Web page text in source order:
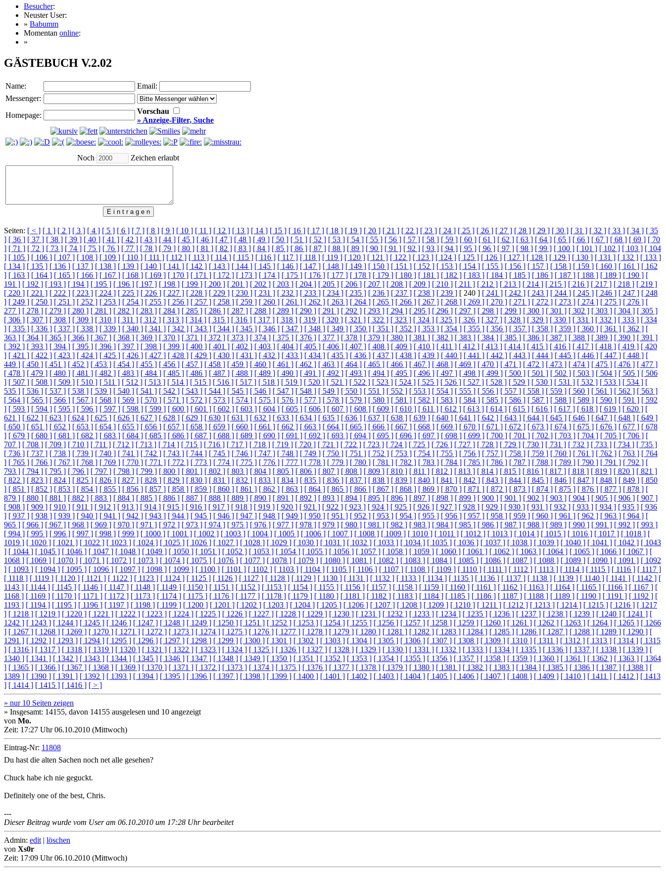
Besucher:
Neuster User:
» Babumm
Momentan online:
»
GÄSTEBUCH V.2.02
Name:
Email:
Messenger:
Homepage:
Vorschau
» Anzeige-Filter, Suche
Noch Zeichen erlaubt
Seiten: [ < ] [ 1 ] [ 2 ] [ 3 ] [ 4 ] [ 5 ] [ 6 ] [ 7 ] [ 8 ] [ 9 ] [ 10 ] [ 11 ] [ 12 ] [ 13 ] [ 14 ] [ 15 ] [ 16 ] [ 17 ] [ 18 ] [ 19 ] [ 20 ] [ 21 ] [ 22 ] [ 23 ] [ 24 ] [ 25 ] [ 26 ] [ 27 ] [ 28 ] [ 29 ] [ 30 ] [ 31 ] [ 32 ] [ 33 ] [ 34 ] [ 35
] [ 36 ] [ 37 ] [ 38 ] [ 39 ] [ 40 ] [ 41 ] [ 42 ] [ 43 ] [ 44 ] [ 45 ] [ 46 ] [ 47 ] [ 48 ] [ 49 ] [ 50 ] [ 51 ] [ 52 ] [ 53 ] [ 54 ] [ 55 ] [ 56 ] [ 57 ] [ 58 ] [ 59 ] [ 60 ] [ 61 ] [ 62 ] [ 63 ] [ 64 ] [ 65 ] [ 66 ] [ 67 ] [ 68 ] [ 69 ] [ 70
] [ 71 ] [ 72 ] [ 73 ] [ 74 ] [ 75 ] [ 76 ] [ 77 ] [ 78 ] [ 79 ] [ 80 ] [ 81 ] [ 82 ] [ 83 ] [ 84 ] [ 85 ] [ 86 ] [ 87 ] [ 88 ] [ 89 ] [ 90 ] [ 91 ] [ 92 ] [ 93 ] [ 94 ] [ 95 ] [ 96 ] [ 97 ] [ 98 ] [ 99 ] [ 100 ] [ 101 ] [ 102 ] [ 103 ] [ 104
] [ 105 ] [ 106 ] [ 107 ] [ 108 ] [ 109 ] [ 110 ] [ 111 ] [ 112 ] [ 113 ] [ 114 ] [ 115 ] [ 116 ] [ 117 ] [ 118 ] [ 119 ] [ 120 ] [ 121 ] [ 122 ] [ 123 ] [ 124 ] [ 125 ] [ 126 ] [ 127 ] [ 128 ] [ 129 ] [ 130 ] [ 131 ] [ 132 ] [ 133 ]
[ 134 ] [ 135 ] [ 136 ] [ 137 ] [ 138 ] [ 139 ] [ 140 ] [ 141 ] [ 142 ] [ 143 ] [ 144 ] [ 145 ] [ 146 ] [ 147 ] [ 148 ] [ 149 ] [ 150 ] [ 151 ] [ 152 ] [ 153 ] [ 154 ] [ 155 ] [ 156 ] [ 157 ] [ 158 ] [ 159 ] [ 160 ] [ 161 ] [ 162
] [ 163 ] [ 164 ] [ 165 ] [ 166 ] [ 167 ] [ 168 ] [ 169 ] [ 170 ] [ 171 ] [ 172 ] [ 173 ] [ 174 ] [ 175 ] [ 176 ] [ 177 ] [ 178 ] [ 179 ] [ 180 ] [ 181 ] [ 182 ] [ 183 ] [ 184 ] [ 185 ] [ 186 ] [ 187 ] [ 188 ] [ 189 ] [ 190 ] [
191 ] [ 192 ] [ 193 ] [ 194 ] [ 195 ] [ 196 ] [ 197 ] [ 198 ] [ 199 ] [ 200 ] [ 201 ] [ 202 ] [ 203 ] [ 204 ] [ 205 ] [ 206 ] [ 207 ] [ 208 ] [ 209 ] [ 210 ] [ 211 ] [ 212 ] [ 213 ] [ 214 ] [ 215 ] [ 216 ] [ 217 ] [ 218 ] [ 219 ]
[ 220 ] [ 221 ] [ 222 ] [ 223 ] [ 224 ] [ 225 ] [ 226 ] [ 227 ] [ 228 ] [ 229 ] [ 230 ] [ 231 ] [ 232 ] [ 233 ] [ 234 ] [ 235 ] [ 236 ] [ 237 ] [ 238 ] [ 239 ] [ 240 ] [ 241 ] [ 242 ] [ 243 ] [ 244 ] [ 245 ] [ 246 ] [ 247 ] [ 248
] [ 249 ] [ 250 ] [ 251 ] [ 252 ] [ 253 ] [ 254 ] [ 255 ] [ 256 ] [ 257 ] [ 258 ] [ 259 ] [ 260 ] [ 261 ] [ 262 ] [ 263 ] [ 264 ] [ 265 ] [ 266 ] [ 267 ] [ 268 ] [ 269 ] [ 270 ] [ 271 ] [ 272 ] [ 273 ] [ 274 ] [ 275 ] [ 276 ] [
277 ] [ 278 ] [ 279 ] [ 280 ] [ 281 ] [ 282 ] [ 283 ] [ 284 ] [ 285 ] [ 286 ] [ 287 ] [ 288 ] [ 289 ] [ 290 ] [ 291 ] [ 292 ] [ 293 ] [ 294 ] [ 295 ] [ 296 ] [ 297 ] [ 298 ] [ 299 ] [ 300 ] [ 301 ] [ 302 ] [ 303 ] [ 304 ] [ 305 ]
[ 306 ] [ 307 ] [ 308 ] [ 309 ] [ 310 ] [ 311 ] [ 312 ] [ 313 ] [ 314 ] [ 315 ] [ 316 ] [ 317 ] [ 318 ] [ 319 ] [ 320 ] [ 321 ] [ 322 ] [ 323 ] [ 324 ] [ 325 ] [ 326 ] [ 327 ] [ 328 ] [ 329 ] [ 330 ] [ 331 ] [ 332 ] [ 333 ] [ 334
] [ 335 ] [ 336 ] [ 337 ] [ 338 ] [ 339 ] [ 340 ] [ 341 ] [ 342 ] [ 343 ] [ 344 ] [ 345 ] [ 346 ] [ 347 ] [ 348 ] [ 349 ] [ 350 ] [ 351 ] [ 352 ] [ 353 ] [ 354 ] [ 355 ] [ 356 ] [ 357 ] [ 358 ] [ 359 ] [ 360 ] [ 361 ] [ 362 ] [
363 ] [ 364 ] [ 365 ] [ 366 ] [ 367 ] [ 368 ] [ 369 ] [ 370 ] [ 371 ] [ 372 ] [ 373 ] [ 374 ] [ 375 ] [ 376 ] [ 377 ] [ 378 ] [ 379 ] [ 380 ] [ 381 ] [ 382 ] [ 383 ] [ 384 ] [ 385 ] [ 386 ] [ 387 ] [ 388 ] [ 389 ] [ 390 ] [ 391 ]
[ 392 ] [ 393 ] [ 394 ] [ 395 ] [ 396 ] [ 397 ] [ 398 ] [ 399 ] [ 400 ] [ 401 ] [ 402 ] [ 403 ] [ 404 ] [ 405 ] [ 406 ] [ 407 ] [ 408 ] [ 409 ] [ 410 ] [ 411 ] [ 412 ] [ 413 ] [ 414 ] [ 415 ] [ 416 ] [ 417 ] [ 418 ] [ 419 ] [ 420
] [ 421 ] [ 422 ] [ 423 ] [ 424 ] [ 425 ] [ 426 ] [ 427 ] [ 428 ] [ 429 ] [ 430 ] [ 431 ] [ 432 ] [ 433 ] [ 434 ] [ 435 ] [ 436 ] [ 437 ] [ 438 ] [ 439 ] [ 440 ] [ 441 ] [ 442 ] [ 443 ] [ 444 ] [ 445 ] [ 446 ] [ 447 ] [ 448 ] [
449 ] [ 450 ] [ 451 ] [ 452 ] [ 453 ] [ 454 ] [ 455 ] [ 456 ] [ 457 ] [ 458 ] [ 459 ] [ 460 ] [ 461 ] [ 462 ] [ 463 ] [ 464 ] [ 465 ] [ 466 ] [ 467 ] [ 468 ] [ 469 ] [ 470 ] [ 471 ] [ 472 ] [ 473 ] [ 474 ] [ 475 ] [ 476 ] [ 477 ]
[ 478 ] [ 479 ] [ 480 ] [ 481 ] [ 482 ] [ 483 ] [ 484 ] [ 485 ] [ 486 ] [ 487 ] [ 488 ] [ 489 ] [ 490 ] [ 491 ] [ 492 ] [ 493 ] [ 494 ] [ 495 ] [ 496 ] [ 497 ] [ 498 ] [ 499 ] [ 500 ] [ 501 ] [ 502 ] [ 503 ] [ 504 ] [ 505 ] [ 506
] [ 507 ] [ 508 ] [ 509 ] [ 510 ] [ 511 ] [ 512 ] [ 513 ] [ 514 ] [ 515 ] [ 516 ] [ 517 ] [ 518 ] [ 519 ] [ 520 ] [ 521 ] [ 522 ] [ 523 ] [ 524 ] [ 525 ] [ 526 ] [ 527 ] [ 528 ] [ 529 ] [ 530 ] [ 531 ] [ 532 ] [ 533 ] [ 534 ] [
535 ] [ 536 ] [ 537 ] [ 538 ] [ 539 ] [ 540 ] [ 541 ] [ 542 ] [ 543 ] [ 544 ] [ 545 ] [ 546 ] [ 547 ] [ 548 ] [ 549 ] [ 550 ] [ 551 ] [ 552 ] [ 553 ] [ 554 ] [ 555 ] [ 556 ] [ 557 ] [ 558 ] [ 559 ] [ 560 ] [ 561 ] [ 562 ] [ 563 ]
[ 564 ] [ 565 ] [ 566 ] [ 567 ] [ 568 ] [ 569 ] [ 570 ] [ 571 ] [ 572 ] [ 573 ] [ 574 ] [ 575 ] [ 576 ] [ 577 ] [ 578 ] [ 579 ] [ 580 ] [ 581 ] [ 582 ] [ 583 ] [ 584 ] [ 585 ] [ 586 ] [ 587 ] [ 588 ] [ 589 ] [ 590 ] [ 591 ] [ 592
] [ 593 ] [ 594 ] [ 595 ] [ 596 ] [ 597 ] [ 598 ] [ 599 ] [ 600 ] [ 601 ] [ 602 ] [ 603 ] [ 604 ] [ 605 ] [ 606 ] [ 607 ] [ 608 ] [ 609 ] [ 610 ] [ 611 ] [ 612 ] [ 613 ] [ 614 ] [ 615 ] [ 616 ] [ 617 ] [ 618 ] [ 619 ] [ 620 ] [
621 ] [ 622 ] [ 623 ] [ 624 ] [ 625 ] [ 626 ] [ 627 ] [ 628 ] [ 629 ] [ 630 ] [ 631 ] [ 632 ] [ 633 ] [ 634 ] [ 635 ] [ 636 ] [ 637 ] [ 638 ] [ 639 ] [ 640 ] [ 641 ] [ 642 ] [ 643 ] [ 644 ] [ 645 ] [ 646 ] [ 647 ] [ 648 ] [ 649 ]
[ 650 ] [ 651 ] [ 652 ] [ 653 ] [ 654 ] [ 655 ] [ 656 ] [ 657 ] [ 658 ] [ 659 ] [ 660 ] [ 661 ] [ 662 ] [ 663 ] [ 664 ] [ 665 ] [ 666 ] [ 667 ] [ 668 ] [ 669 ] [ 670 ] [ 671 ] [ 672 ] [ 673 ] [ 674 ] [ 675 ] [ 676 ] [ 677 ] [ 678
] [ 679 ] [ 680 ] [ 681 ] [ 682 ] [ 683 ] [ 684 ] [ 685 ] [ 686 ] [ 687 ] [ 688 ] [ 689 ] [ 690 ] [ 691 ] [ 692 ] [ 693 ] [ 694 ] [ 695 ] [ 696 ] [ 697 ] [ 698 ] [ 699 ] [ 700 ] [ 701 ] [ 702 ] [ 703 ] [ 704 ] [ 705 ] [ 706 ] [
707 ] [ 708 ] [ 709 ] [ 710 ] [ 711 ] [ 712 ] [ 713 ] [ 714 ] [ 715 ] [ 716 ] [ 717 ] [ 718 ] [ 719 ] [ 720 ] [ 721 ] [ 722 ] [ 723 ] [ 724 ] [ 725 ] [ 726 ] [ 727 ] [ 728 ] [ 729 ] [ 730 ] [ 731 ] [ 732 ] [ 733 ] [ 734 ] [ 735 ]
[ 736 ] [ 737 ] [ 738 ] [ 739 ] [ 740 ] [ 741 ] [ 742 ] [ 743 ] [ 744 ] [ 745 ] [ 746 ] [ 747 ] [ 748 ] [ 749 ] [ 750 ] [ 751 ] [ 752 ] [ 753 ] [ 754 ] [ 755 ] [ 756 ] [ 757 ] [ 758 ] [ 759 ] [ 760 ] [ 761 ] [ 762 ] [ 763 ] [ 764
] [ 765 ] [ 766 ] [ 767 ] [ 768 ] [ 769 ] [ 770 ] [ 771 ] [ 772 ] [ 773 ] [ 774 ] [ 775 ] [ 776 ] [ 777 ] [ 778 ] [ 779 ] [ 780 ] [ 781 ] [ 782 ] [ 783 ] [ 784 ] [ 785 ] [ 786 ] [ 787 ] [ 788 ] [ 789 ] [ 790 ] [ 791 ] [ 792 ] [
793 ] [ 794 ] [ 795 ] [ 796 ] [ 797 ] [ 798 ] [ 799 ] [ 800 ] [ 801 ] [ 802 ] [ 803 ] [ 804 ] [ 805 ] [ 806 ] [ 807 ] [ 808 ] [ 809 ] [ 810 ] [ 811 ] [ 812 ] [ 813 ] [ 814 ] [ 815 ] [ 816 ] [ 817 ] [ 818 ] [ 819 ] [ 820 ] [ 821 ]
[ 822 ] [ 823 ] [ 824 ] [ 825 ] [ 826 ] [ 827 ] [ 828 ] [ 829 ] [ 830 ] [ 831 ] [ 832 ] [ 833 ] [ 834 ] [ 835 ] [ 836 ] [ 837 ] [ 838 ] [ 839 ] [ 840 ] [ 841 ] [ 842 ] [ 843 ] [ 844 ] [ 845 ] [ 846 ] [ 847 ] [ 848 ] [ 849 ] [ 850
] [ 851 ] [ 852 ] [ 853 ] [ 854 ] [ 855 ] [ 856 ] [ 857 ] [ 858 ] [ 859 ] [ 860 ] [ 861 ] [ 862 ] [ 863 ] [ 864 ] [ 865 ] [ 866 ] [ 867 ] [ 868 ] [ 869 ] [ 870 ] [ 871 ] [ 872 ] [ 873 ] [ 874 ] [ 875 ] [ 876 ] [ 877 ] [ 878 ] [
879 ] [ 880 ] [ 881 ] [ 882 ] [ 883 ] [ 884 ] [ 885 ] [ 886 ] [ 887 ] [ 888 ] [ 889 ] [ 890 ] [ 891 ] [ 892 ] [ 893 ] [ 894 ] [ 895 ] [ 896 ] [ 897 ] [ 898 ] [ 899 ] [ 900 ] [ 901 ] [ 902 ] [ 903 ] [ 904 ] [ 905 ] [ 906 ] [ 907 ]
[ 908 ] [ 909 ] [ 910 ] [ 911 ] [ 912 ] [ 913 ] [ 914 ] [ 915 ] [ 916 ] [ 917 ] [ 918 ] [ 919 ] [ 920 ] [ 921 ] [ 922 ] [ 923 ] [ 924 ] [ 925 ] [ 926 ] [ 927 ] [ 928 ] [ 929 ] [ 930 ] [ 931 ] [ 932 ] [ 933 ] [ 934 ] [ 935 ] [ 936
] [ 937 ] [ 938 ] [ 939 ] [ 940 ] [ 941 ] [ 942 ] [ 943 ] [ 944 ] [ 945 ] [ 946 ] [ 947 ] [ 948 ] [ 949 ] [ 950 ] [ 951 ] [ 952 ] [ 953 ] [ 954 ] [ 955 ] [ 956 ] [ 957 ] [ 958 ] [ 959 ] [ 960 ] [ 961 ] [ 962 ] [ 963 ] [ 964 ] [
965 ] [ 966 ] [ 967 ] [ 968 ] [ 969 ] [ 970 ] [ 971 ] [ 972 ] [ 973 ] [ 974 ] [ 975 ] [ 976 ] [ 977 ] [ 978 ] [ 979 ] [ 980 ] [ 981 ] [ 982 ] [ 983 ] [ 984 ] [ 985 ] [ 986 ] [ 987 ] [ 988 ] [ 989 ] [ 990 ] [ 991 ] [ 992 ] [ 993 ]
[ 994 ] [ 995 ] [ 996 ] [ 997 ] [ 998 ] [ 999 ] [ 1000 ] [ 1001 ] [ 1002 ] [ 1003 ] [ 1004 ] [ 1005 ] [ 1006 ] [ 1007 ] [ 1008 ] [ 1009 ] [ 1010 ] [ 1011 ] [ 1012 ] [ 1013 ] [ 1014 ] [ 1015 ] [ 1016 ] [ 1017 ] [ 1018 ] [
1019 ] [ 1020 ] [ 1021 ] [ 1022 ] [ 1023 ] [ 1024 ] [ 1025 ] [ 1026 ] [ 1027 ] [ 1028 ] [ 1029 ] [ 1030 ] [ 1031 ] [ 1032 ] [ 1033 ] [ 1034 ] [ 1035 ] [ 1036 ] [ 1037 ] [ 1038 ] [ 1039 ] [ 1040 ] [ 1041 ] [ 1042 ] [ 1043
] [ 1044 ] [ 1045 ] [ 1046 ] [ 1047 ] [ 1048 ] [ 1049 ] [ 1050 ] [ 1051 ] [ 1052 ] [ 1053 ] [ 1054 ] [ 1055 ] [ 1056 ] [ 1057 ] [ 1058 ] [ 1059 ] [ 1060 ] [ 1061 ] [ 1062 ] [ 1063 ] [ 1064 ] [ 1065 ] [ 1066 ] [ 1067 ] [
1068 ] [ 1069 ] [ 1070 ] [ 1071 ] [ 1072 ] [ 1073 ] [ 1074 ] [ 1075 ] [ 1076 ] [ 1077 ] [ 1078 ] [ 1079 ] [ 1080 ] [ 1081 ] [ 1082 ] [ 1083 ] [ 1084 ] [ 1085 ] [ 1086 ] [ 1087 ] [ 1088 ] [ 1089 ] [ 1090 ] [ 1091 ] [ 1092
] [ 1093 ] [ 1094 ] [ 1095 ] [ 1096 ] [ 1097 ] [ 1098 ] [ 1099 ] [ 1100 ] [ 1101 ] [ 1102 ] [ 1103 ] [ 1104 ] [ 1105 ] [ 1106 ] [ 1107 ] [ 1108 ] [ 1109 ] [ 1110 ] [ 1111 ] [ 1112 ] [ 1113 ] [ 1114 ] [ 1115 ] [ 1116 ] [ 1117 ]
[ 1118 ] [ 1119 ] [ 1120 ] [ 1121 ] [ 1122 ] [ 1123 ] [ 1124 ] [ 1125 ] [ 1126 ] [ 1127 ] [ 1128 ] [ 1129 ] [ 1130 ] [ 1131 ] [ 1132 ] [ 1133 ] [ 1134 ] [ 1135 ] [ 1136 ] [ 1137 ] [ 1138 ] [ 1139 ] [ 1140 ] [ 1141 ] [ 1142 ] [
1143 ] [ 1144 ] [ 1145 ] [ 1146 ] [ 1147 ] [ 1148 ] [ 1149 ] [ 1150 ] [ 1151 ] [ 1152 ] [ 1153 ] [ 1154 ] [ 1155 ] [ 1156 ] [ 1157 ] [ 1158 ] [ 1159 ] [ 1160 ] [ 1161 ] [ 1162 ] [ 1163 ] [ 1164 ] [ 1165 ] [ 1166 ] [ 1167 ] [
1168 ] [ 1169 ] [ 1170 ] [ 1171 ] [ 1172 ] [ 1173 ] [ 1174 ] [ 1175 ] [ 1176 ] [ 1177 ] [ 1178 ] [ 1179 ] [ 1180 ] [ 1181 ] [ 1182 ] [ 1183 ] [ 1184 ] [ 1185 ] [ 1186 ] [ 1187 ] [ 1188 ] [ 1189 ] [ 1190 ] [ 1191 ] [ 1192 ] [
1193 ] [ 1194 ] [ 1195 ] [ 1196 ] [ 1197 ] [ 1198 ] [ 1199 ] [ 1200 ] [ 1201 ] [ 1202 ] [ 1203 ] [ 1204 ] [ 1205 ] [ 1206 ] [ 1207 ] [ 1208 ] [ 1209 ] [ 1210 ] [ 1211 ] [ 1212 ] [ 1213 ] [ 1214 ] [ 1215 ] [ 1216 ] [ 1217
] [ 1218 ] [ 1219 ] [ 1220 ] [ 1221 ] [ 1222 ] [ 1223 ] [ 1224 ] [ 1225 ] [ 1226 ] [ 1227 ] [ 1228 ] [ 1229 ] [ 1230 ] [ 1231 ] [ 1232 ] [ 1233 ] [ 1234 ] [ 1235 ] [ 1236 ] [ 1237 ] [ 1238 ] [ 1239 ] [ 1240 ] [ 1241 ] [
1242 ] [ 1243 ] [ 1244 ] [ 1245 ] [ 1246 ] [ 1247 ] [ 1248 ] [ 1249 ] [ 1250 ] [ 1251 ] [ 1252 ] [ 1253 ] [ 1254 ] [ 1255 ] [ 1256 ] [ 1257 ] [ 1258 ] [ 1259 ] [ 1260 ] [ 1261 ] [ 1262 ] [ 1263 ] [ 1264 ] [ 1265 ] [ 1266
] [ 1267 ] [ 1268 ] [ 1269 ] [ 1270 ] [ 1271 ] [ 1272 ] [ 1273 ] [ 1274 ] [ 1275 ] [ 1276 ] [ 1277 ] [ 1278 ] [ 1279 ] [ 1280 ] [ 1281 ] [ 1282 ] [ 1283 ] [ 1284 ] [ 1285 ] [ 1286 ] [ 1287 ] [ 1288 ] [ 1289 ] [ 1290 ] [
1291 ] [ 1292 ] [ 1293 ] [ 1294 ] [ 1295 ] [ 1296 ] [ 1297 ] [ 1298 ] [ 1299 ] [ 1300 ] [ 1301 ] [ 1302 ] [ 1303 ] [ 1304 ] [ 1305 ] [ 1306 ] [ 1307 ] [ 1308 ] [ 1309 ] [ 1310 ] [ 1311 ] [ 1312 ] [ 1313 ] [ 1314 ] [ 1315
] [ 1316 ] [ 1317 ] [ 1318 ] [ 1319 ] [ 1320 ] [ 1321 ] [ 1322 ] [ 1323 ] [ 1324 ] [ 1325 ] [ 1326 ] [ 1327 ] [ 1328 ] [ 1329 ] [ 1330 ] [ 1331 ] [ 1332 ] [ 1333 ] [ 1334 ] [ 1335 ] [ 1336 ] [ 1337 ] [ 1338 ] [ 1339 ] [
1340 ] [ 1341 ] [ 1342 ] [ 1343 ] [ 1344 ] [ 1345 ] [ 1346 ] [ 1347 ] [ 1348 ] [ 1349 ] [ 1350 ] [ 1351 ] [ 1352 ] [ 1353 ] [ 1354 ] [ 1355 ] [ 1356 ] [ 1357 ] [ 1358 ] [ 1359 ] [ 1360 ] [ 1361 ] [ 1362 ] [ 1363 ] [ 1364
] [ 1365 ] [ 1366 ] [ 1367 ] [ 1368 ] [ 1369 ] [ 1370 ] [ 1371 ] [ 1372 ] [ 1373 ] [ 1374 ] [ 1375 ] [ 1376 ] [ 1377 ] [ 1378 ] [ 1379 ] [ 1380 ] [ 1381 ] [ 1382 ] [ 1383 ] [ 1384 ] [ 1385 ] [ 1386 ] [ 1387 ] [ 1388 ] [
1389 ] [ 1390 ] [ 1391 ] [ 1392 ] [ 1393 ] [ 1394 ] [ 1395 ] [ 1396 ] [ 1397 ] [ 1398 ] [ 1399 ] [ 1400 ] [ 1401 ] [ 1402 ] [ 1403 ] [ 1404 ] [ 1405 ] [ 1406 ] [ 1407 ] [ 1408 ] [ 1409 ] [ 1410 ] [ 1411 ] [ 1412 ] [ 1413
] [ 1414 ] [ 1415 ] [ 1416 ] [ > ]
» nur 10 Seiten zeigen
» Insgesamt: 14155, davon 14155 ausgelesen und 10 angezeigt
von Mo.
Zeit: 17:27 Uhr 06.10.2010 (Mittwoch)
Eintrag-Nr: 11808
Du hast die alten Sachen noch net alle gesehen?
Chuck habe ich nie geguckt.
Definitely one of the best, Chris.
---
Dieser Beitrag wurde vom User am 06.10.2010 um 17:28 Uhr bearbeitet
Admin: edit | löschen
von Xs0r
Zeit: 17:09 Uhr 06.10.2010 (Mittwoch)